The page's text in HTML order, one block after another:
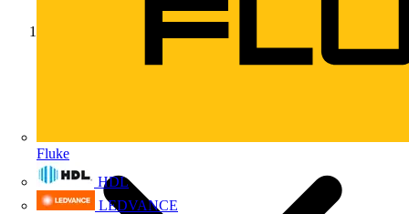
Fluke
HDL
LEDVANCE